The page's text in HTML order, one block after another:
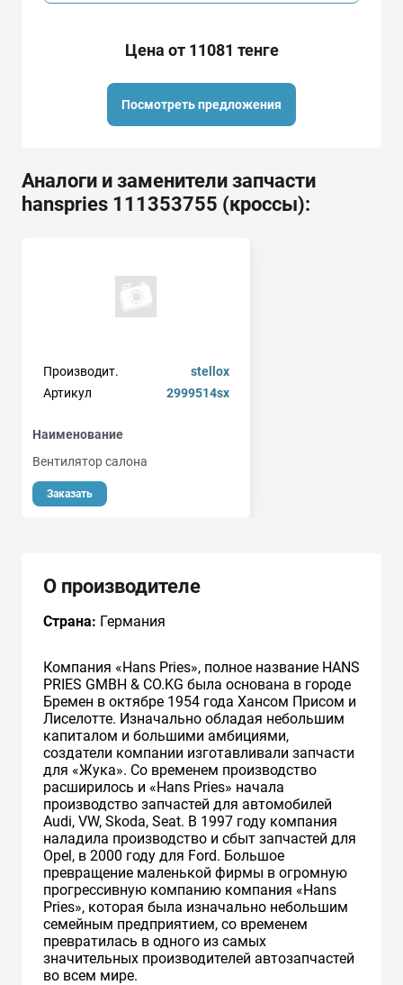
Цена от 11081 тенге
Посмотреть предложения
Аналоги и заменители запчасти
hanspries 111353755 (кроссы):
Производит.
stellox
Артикул
2999514sx
Наименование
Вентилятор салона
Заказать
О производителе
Страна: Германия
Компания «Hans Pries», полное название HANS
PRIES GMBH & CO.KG была основана в городе
Бремен в октябре 1954 года Хансом Присом и
Лиселотте. Изначально обладая небольшим
капиталом и большими амбициями,
создатели компании изготавливали запчасти
для «Жука». Со временем производство
расширилось и «Hans Pries» начала
производство запчастей для автомобилей
Audi, VW, Skoda, Seat. В 1997 году компания
наладила производство и сбыт запчастей для
Opel, в 2000 году для Ford. Большое
превращение маленькой фирмы в огромную
прогрессивную компанию компания «Hans
Pries», которая была изначально небольшим
семейным предприятием, со временем
превратилась в одного из самых
значительных производителей автозапчастей
во всем мире.